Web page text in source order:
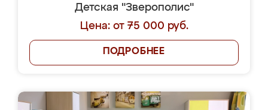
Детская "Зверополис"
Цена: от 75 000 руб.
ПОДРОБНЕЕ